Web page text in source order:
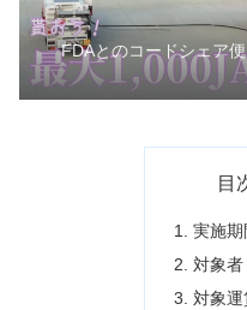
FDAとのコードシェア
目
実施期
対象者
対象運